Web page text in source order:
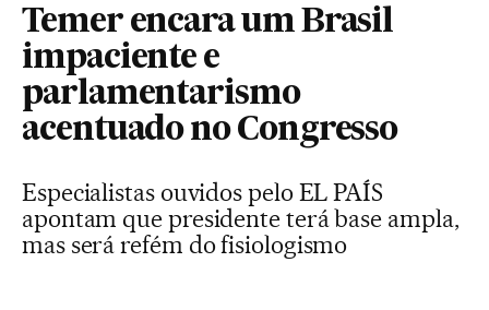
Temer encara um Brasil
impaciente e
parlamentarismo
acentuado no Congresso
Especialistas ouvidos pelo EL PAÍS
apontam que presidente terá base ampla,
mas será refém do fisiologismo